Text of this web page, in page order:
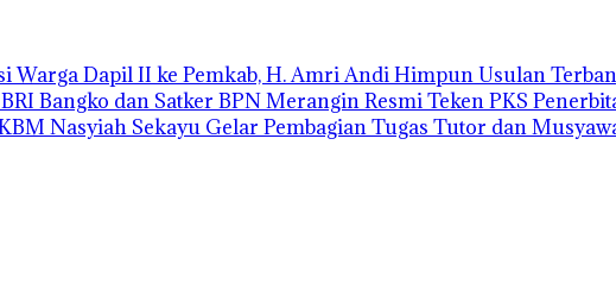
Warga Dapil II ke Pemkab, H. Amri Andi Himpun Usulan
Bangko dan Satker BPN Merangin Resmi Teken PKS
Nasyiah Sekayu Gelar Pembagian Tugas Tutor dan